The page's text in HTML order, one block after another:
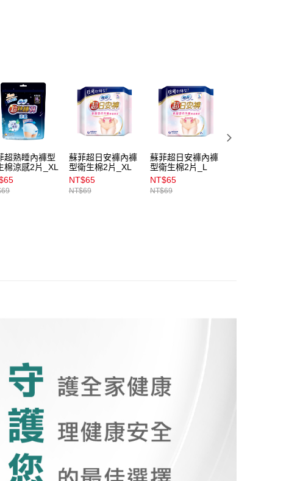
整用戶服務條款，請詳閱以下連結：https://oppay.tw/userRule
NT$100，滿NT$899(含以上)免運費
(離島)
NT$300，滿NT$3,000(含以上)免運費
後門市自取
NT$100，滿NT$399(含以上)免運費
超熟睡內褲型
棉涼感2片_XL
蘇菲超日安褲內褲
型衛生棉2片_XL
NT$65
NT$69
蘇菲超日安褲內褲
型衛生棉2片_L
NT$65
NT$69